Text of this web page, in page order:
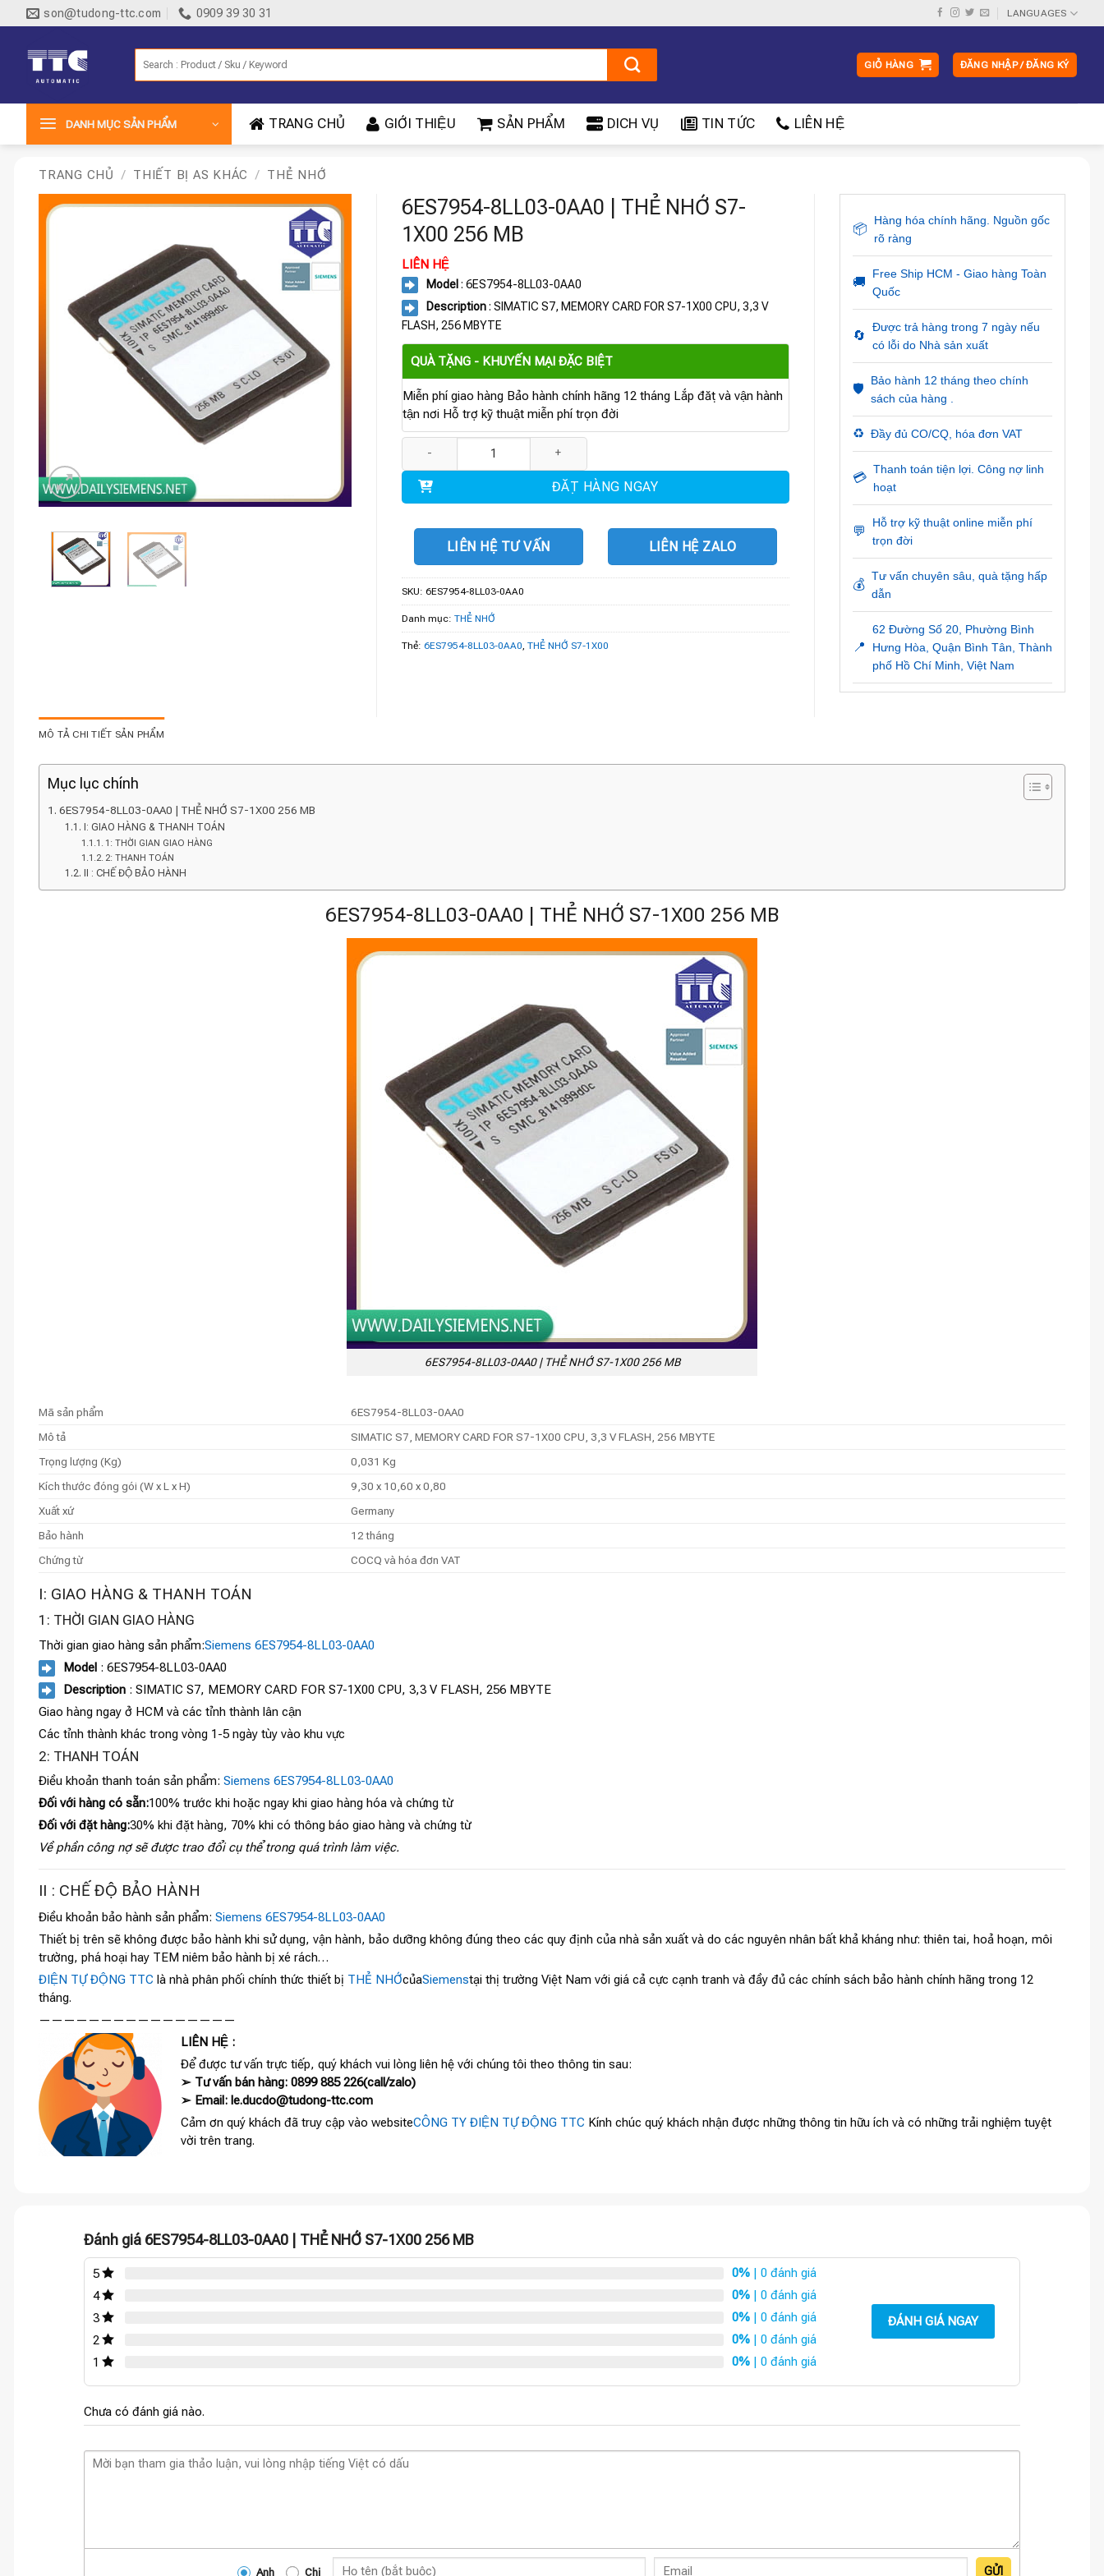
qua
son@tudong-ttc.com 0909 39 30 31 LANGUAGES
GIỎ HÀNG ĐĂNG NHẬP / ĐĂNG KÝ
DANH MỤC SẢN PHẨM TRANG CHỦ GIỚI THIỆU SẢN PHẨM DICH VỤ TIN TỨC LIÊN HỆ
TRANG CHỦ / THIẾT BỊ AS KHÁC / THẺ NHỚ
6ES7954-8LL03-0AA0 | THẺ NHỚ S7-
1X00 256 MB
LIÊN HỆ
Model : 6ES7954-8LL03-0AA0
Description: SIMATIC S7, MEMORY CARD FOR S7-1X00 CPU, 3,3 V
FLASH, 256 MBYTE
QUÀ TẶNG - KHUYẾN MẠI ĐẶC BIỆT
Miễn phí giao hàng Bảo hành chính hãng 12 tháng Lắp đặt và vận hành
tận nơi Hỗ trợ kỹ thuật miễn phí trọn đời
ĐẶT HÀNG NGAY
LIÊN HỆ TƯ VẤN LIÊN HỆ ZALO
SKU: 6ES7954-8LL03-0AA0
Danh mục: THẺ NHỚ
Thẻ: 6ES7954-8LL03-0AA0 THẺ NHỚ S7-1X00
📦
Hàng hóa chính hãng. Nguồn gốc
rõ ràng
🚚
Free Ship HCM - Giao hàng Toàn
Quốc
🔄
Được trả hàng trong 7 ngày nếu
có lỗi do Nhà sản xuất
🛡️
Bảo hành 12 tháng theo chính
sách của hàng .
♻️ Đầy đủ CO/CQ, hóa đơn VAT
💳
Thanh toán tiện lợi. Công nợ linh
hoạt
💬
Hỗ trợ kỹ thuật online miễn phí
trọn đời
💰
Tư vấn chuyên sâu, quà tặng hấp
dẫn
📍
62 Đường Số 20, Phường Bình
Hưng Hòa, Quận Bình Tân, Thành
phố Hồ Chí Minh, Việt Nam
MÔ TẢ CHI TIẾT SẢN PHẨM
Mục lục chính
6ES7954-8LL03-0AA0 | THẺ NHỚ S7-1X00 256 MB
I: GIAO HÀNG & THANH TOÁN
1: THỜI GIAN GIAO HÀNG
2: THANH TOÁN
II : CHẾ ĐỘ BẢO HÀNH
6ES7954-8LL03-0AA0 | THẺ NHỚ S7-1X00 256 MB
6ES7954-8LL03-0AA0 | THẺ NHỚ S7-1X00 256 MB
Mã sản phẩm
6ES7954-8LL03-0AA0
Mô tả
SIMATIC S7, MEMORY CARD FOR S7-1X00 CPU, 3,3 V FLASH, 256 MBYTE
Trọng lượng (Kg)
0,031 Kg
Kích thước đóng gói (W x L x H)
9,30 x 10,60 x 0,80
Xuất xứ
Germany
Bảo hành
12 tháng
Chứng từ
COCQ và hóa đơn VAT
I: GIAO HÀNG & THANH TOÁN
1: THỜI GIAN GIAO HÀNG
Thời gian giao hàng sản phẩm:Siemens 6ES7954-8LL03-0AA0
Model : 6ES7954-8LL03-0AA0
Description : SIMATIC S7, MEMORY CARD FOR S7-1X00 CPU, 3,3 V FLASH, 256 MBYTE
Giao hàng ngay ở HCM và các tỉnh thành lân cận
Các tỉnh thành khác trong vòng 1-5 ngày tùy vào khu vực
2: THANH TOÁN
Điều khoản thanh toán sản phẩm: Siemens 6ES7954-8LL03-0AA0
Đối với hàng có sẵn:100% trước khi hoặc ngay khi giao hàng hóa và chứng từ
Đối với đặt hàng:30% khi đặt hàng, 70% khi có thông báo giao hàng và chứng từ
Về phần công nợ sẽ được trao đổi cụ thể trong quá trình làm việc.
II : CHẾ ĐỘ BẢO HÀNH
Điều khoản bảo hành sản phẩm: Siemens 6ES7954-8LL03-0AA0
Thiết bị trên sẽ không được bảo hành khi sử dụng, vận hành, bảo dưỡng không đúng theo các quy định của nhà sản xuất và do các nguyên nhân bất khả kháng như: thiên tai, hoả hoạn, môi
trường, phá hoại hay TEM niêm bảo hành bị xé rách…
ĐIỆN TỰ ĐỘNG TTC là nhà phân phối chính thức thiết bị THẺ NHỚcủaSiemenstại thị trường Việt Nam với giá cả cực cạnh tranh và đầy đủ các chính sách bảo hành chính hãng trong 12
tháng.
————————————————
LIÊN HỆ :
Để được tư vấn trực tiếp, quý khách vui lòng liên hệ với chúng tôi theo thông tin sau:
➢ Tư vấn bán hàng: 0899 885 226(call/zalo)
➢ Email: le.ducdo@tudong-ttc.com
Cảm ơn quý khách đã truy cập vào websiteCÔNG TY ĐIỆN TỰ ĐỘNG TTC Kính chúc quý khách nhận được những thông tin hữu ích và có những trải nghiệm tuyệt
vời trên trang.
Đánh giá 6ES7954-8LL03-0AA0 | THẺ NHỚ S7-1X00 256 MB
5 0% | 0 đánh giá
4
0% | 0 đánh giá
3
0% | 0 đánh giá
2
0% | 0 đánh giá
1
0% | 0 đánh giá
ĐÁNH GIÁ NGAY
Chưa có đánh giá nào.
Anh Chị GỬI